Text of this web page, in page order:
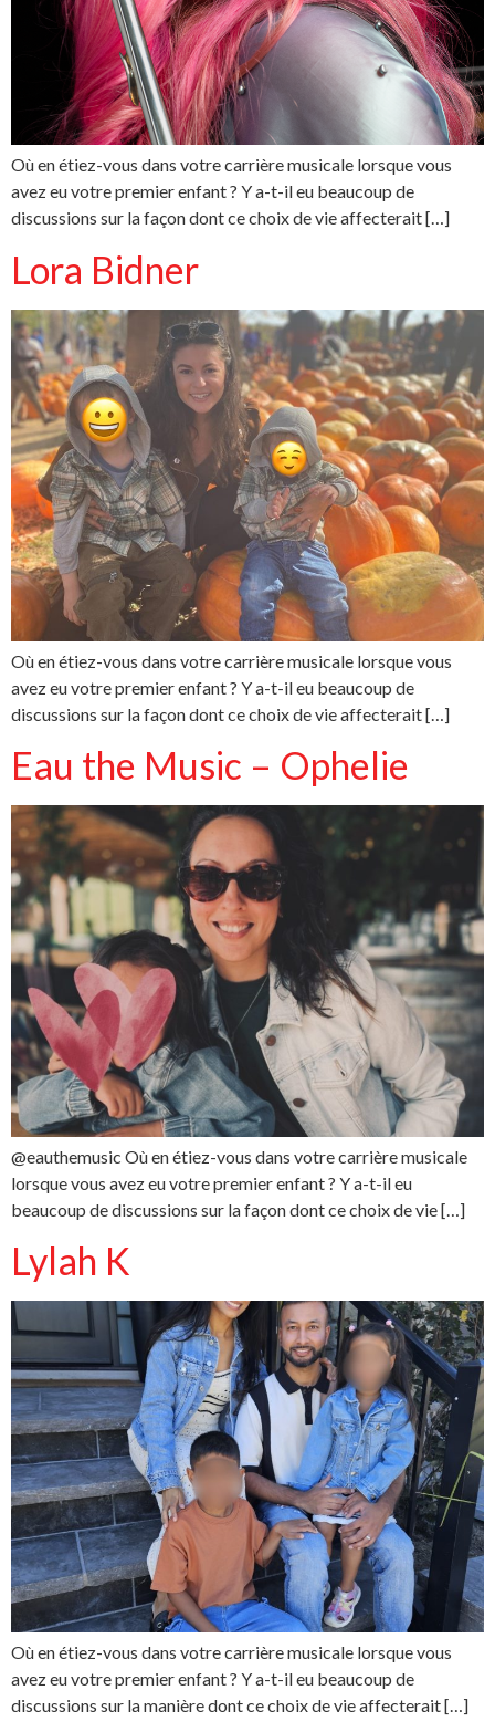
Où en étiez-vous dans votre carrière musicale lorsque vous
avez eu votre premier enfant ? Y a-t-il eu beaucoup de
discussions sur la façon dont ce choix de vie affecterait […]
Lora Bidner
Où en étiez-vous dans votre carrière musicale lorsque vous
avez eu votre premier enfant ? Y a-t-il eu beaucoup de
discussions sur la façon dont ce choix de vie affecterait […]
Eau the Music – Ophelie
@eauthemusic Où en étiez-vous dans votre carrière musicale
lorsque vous avez eu votre premier enfant ? Y a-t-il eu
beaucoup de discussions sur la façon dont ce choix de vie […]
Lylah K
Où en étiez-vous dans votre carrière musicale lorsque vous
avez eu votre premier enfant ? Y a-t-il eu beaucoup de
discussions sur la manière dont ce choix de vie affecterait […]